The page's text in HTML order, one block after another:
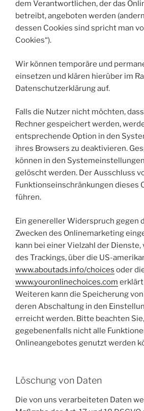
dem Verantwortlichen, der das
betreibt, angeboten werden
dessen Cookies sind spricht man
Cookies“).
Wir können temporäre und
einsetzen und klären hierüber im
Datenschutzerklärung auf.
Falls die Nutzer nicht möchten,
Rechner gespeichert werden,
entsprechende Option in den
ihres Browsers zu deaktivieren.
können in den
gelöscht werden. Der Ausschluss
Funktionseinschränkungen dieses
führen.
Ein genereller Widerspruch gegen
Zwecken des Onlinemarketing
kann bei einer Vielzahl der Dienste,
des Trackings, über die US-
www.aboutads.info/choices oder
www.youronlinechoices.com erklärt
Weiteren kann die Speicherung
deren Abschaltung in den
erreicht werden. Bitte beachten
gegebenenfalls nicht alle
Onlineangebotes genutzt werden
Löschung von Daten
Die von uns verarbeiteten Daten